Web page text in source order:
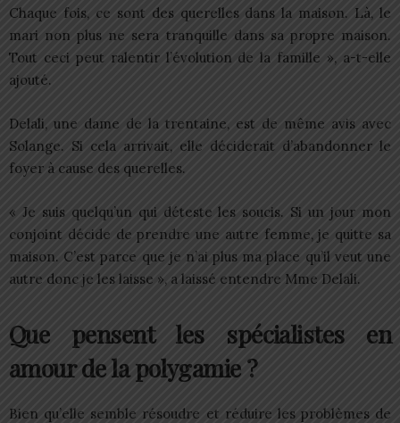
Chaque fois, ce sont des querelles dans la maison. Là, le
mari non plus ne sera tranquille dans sa propre maison.
Tout ceci peut ralentir l’évolution de la famille », a-t-elle
ajouté.
Delali, une dame de la trentaine, est de même avis avec
Solange. Si cela arrivait, elle déciderait d’abandonner le
foyer à cause des querelles.
« Je suis quelqu’un qui déteste les soucis. Si un jour mon
conjoint décide de prendre une autre femme, je quitte sa
maison. C’est parce que je n’ai plus ma place qu’il veut une
autre donc je les laisse », a laissé entendre Mme Delali.
Que pensent les spécialistes en
amour de la polygamie ?
Bien qu’elle semble résoudre et réduire les problèmes de